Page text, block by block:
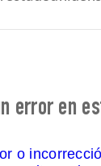
error en
o